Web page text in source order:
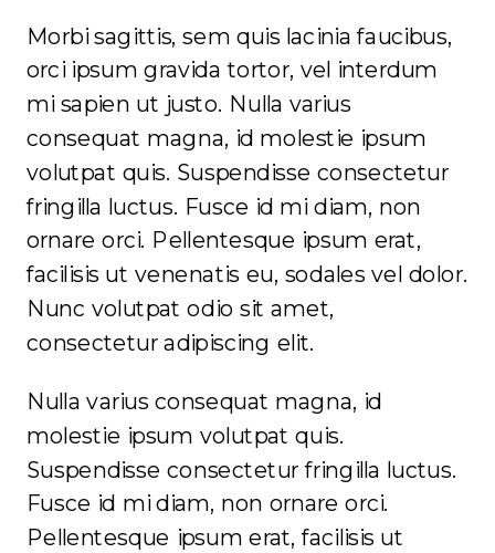
Morbi sagittis, sem quis lacinia faucibus,
orci ipsum gravida tortor, vel interdum
mi sapien ut justo. Nulla varius
consequat magna, id molestie ipsum
volutpat quis. Suspendisse consectetur
fringilla luctus. Fusce id mi diam, non
ornare orci. Pellentesque ipsum erat,
facilisis ut venenatis eu, sodales vel dolor.
Nunc volutpat odio sit amet,
consectetur adipiscing elit.
Nulla varius consequat magna, id
molestie ipsum volutpat quis.
Suspendisse consectetur fringilla luctus.
Fusce id mi diam, non ornare orci.
Pellentesque ipsum erat, facilisis ut